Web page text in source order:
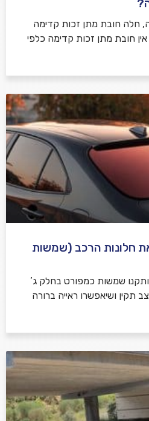
חלה חובת מתן זכות קדימה
חובת מתן זכות קדימה כלפי
חלונות הרכב (שמשות
שמשות כמפורט בחלק ג’
תקין ושיאפשרו ראייה ברורה